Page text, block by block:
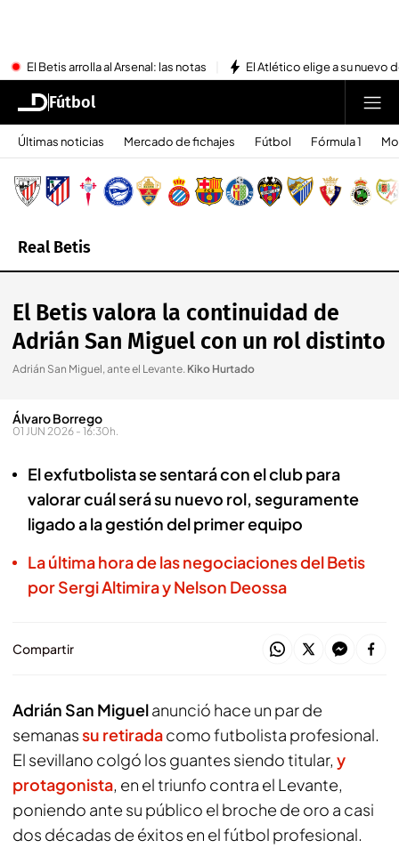
El Betis arrolla al Arsenal: las notas El Atlético elige a su nuevo
Fútbol
Últimas noticias Mercado de fichajes Fútbol Fórmula 1
Real Betis
El Betis valora la continuidad de
Adrián San Miguel con un rol distinto
Adrián San Miguel, ante el Levante. Kiko Hurtado
Álvaro Borrego
01 JUN 2026 - 16:30h.
El exfutbolista se sentará con el club para
valorar cuál será su nuevo rol, seguramente
ligado a la gestión del primer equipo
La última hora de las negociaciones del Betis
por Sergi Altimira y Nelson Deossa
Compartir
Adrián San Miguelanunció hace un par de
semanassu retiradacomo futbolista profesional.
El sevillano colgó los guantes siendo titular, y
protagonista, en el triunfo contra el Levante,
poniendo ante su público el broche de oro a casi
dos décadas de éxitos en el fútbol profesional.